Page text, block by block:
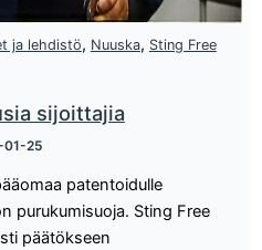
ja lehdistö, Nuuska, Sting Free
sijoittajia
01-25
patentoidulle
purukumisuoja. Sting Free
päätökseen